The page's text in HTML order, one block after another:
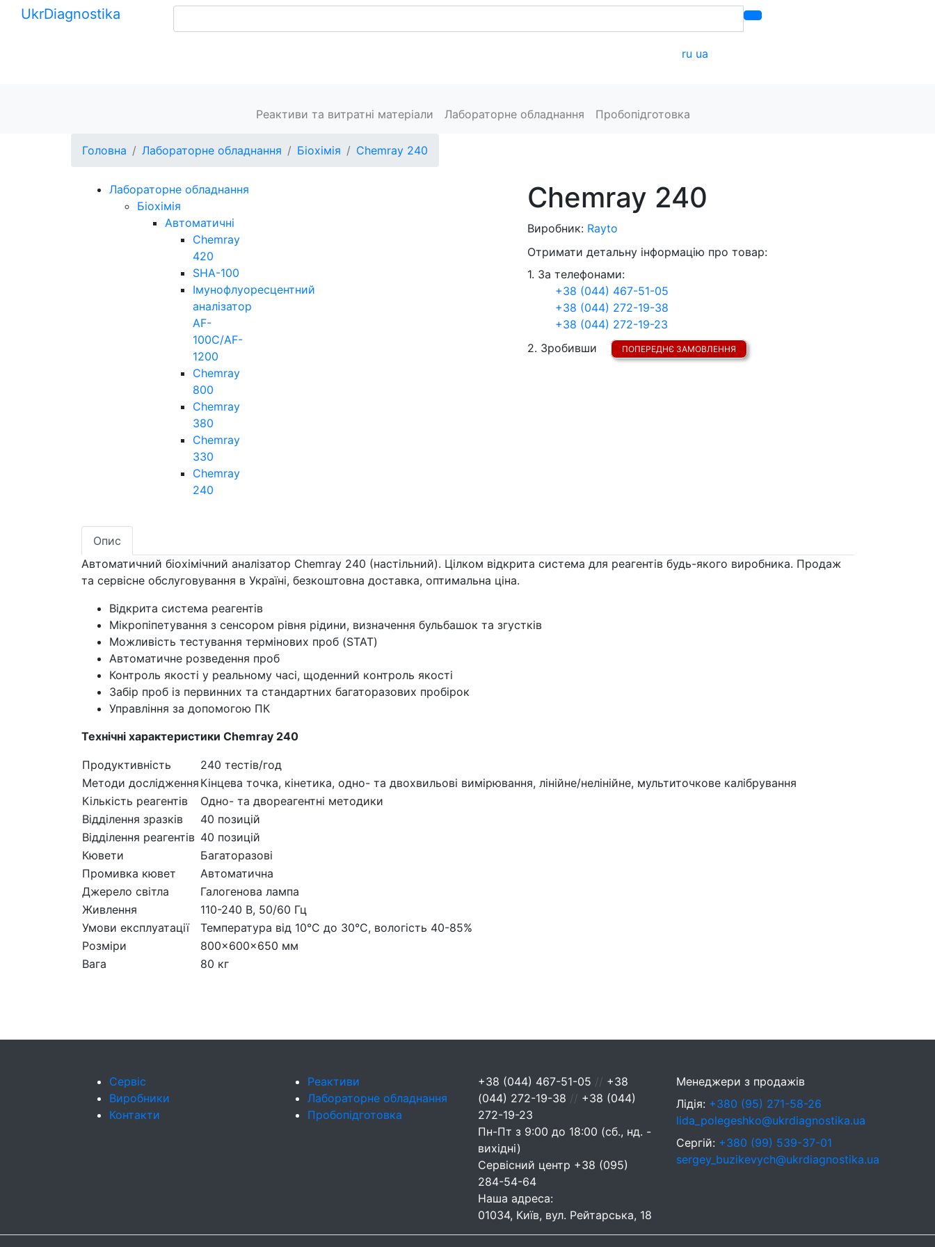
UkrDiagnostika
ru ua
Реактиви та витратні матеріали Лабораторне обладнання Пробопідготовка
Головна Лабораторне обладнання Біохімія Chemray 240
Лабораторне обладнання
Біохімія
Автоматичні
Chemray
420
SHA-100
Імунофлуоресцентний
аналізатор
AF-
100C/AF-
1200
Chemray
800
Chemray
380
Chemray
330
Chemray
240
Chemray 240
Виробник: Rayto
Отримати детальну інформацію про товар:
1. За телефонами:
+38 (044) 467-51-05
+38 (044) 272-19-38
+38 (044) 272-19-23
2. Зробивши
ПОПЕРЕДНЄ ЗАМОВЛЕННЯ
Опис
Автоматичний біохімічний аналізатор Chemray 240 (настільний). Цілком відкрита система для реагентів будь-якого виробника. Продаж
та сервісне обслуговування в Україні, безкоштовна доставка, оптимальна ціна.
Відкрита система реагентів
Мікропіпетування з сенсором рівня рідини, визначення бульбашок та згустків
Можливість тестування термінових проб (STAT)
Автоматичне розведення проб
Контроль якості у реальному часі, щоденний контроль якості
Забір проб із первинних та стандартних багаторазових пробірок
Управління за допомогою ПК
Технічні характеристики Chemray 240
Продуктивність
240 тестів/год
Методи дослідження Кінцева точка, кінетика, одно- та двохвильові вимірювання, лінійне/нелінійне, мультиточкове калібрування
Кількість реагентів
Одно- та двореагентні методики
Відділення зразків
40 позицій
Відділення реагентів 40 позицій
Кювети
Багаторазові
Промивка кювет
Автоматична
Джерело світла
Галогенова лампа
Живлення
110-240 В, 50/60 Гц
Умови експлуатації
Температура від 10°С до 30°С, вологість 40-85%
Розміри
800×600×650 мм
Вага
80 кг
Сервіс
Виробники
Контакти
Реактиви
Лабораторне обладнання
Пробопідготовка
+38 (044) 467-51-05 // +38
(044) 272-19-38 // +38 (044)
272-19-23
Пн-Пт з 9:00 до 18:00 (сб., нд. -
вихідні)
Сервісний центр +38 (095)
284-54-64
Наша адреса:
01034, Київ, вул. Рейтарська, 18
Менеджери з продажів
Лідія: +380 (95) 271-58-26
lida_polegeshko@ukrdiagnostika.ua
Сергій: +380 (99) 539-37-01
sergey_buzikevych@ukrdiagnostika.ua